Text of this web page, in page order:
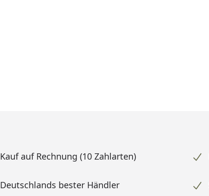
Kauf auf Rechnung (10 Zahlarten)
Deutschlands bester Händler